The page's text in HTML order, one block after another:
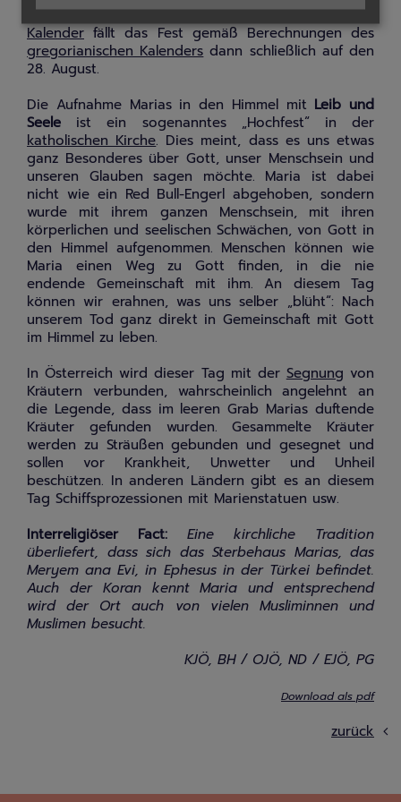
jeweiligen orthodoxen Kirchen mitjulianischem
Kalenderfällt das Fest gemäß Berechnungen des
gregorianischen Kalenders dann schließlich auf den
28. August.
Die Aufnahme Marias in den Himmel mit Leib und
Seele ist ein sogenanntes „Hochfest“ in der
katholischen Kirche. Dies meint, dass es uns etwas
ganz Besonderes über Gott, unser Menschsein und
unseren Glauben sagen möchte. Maria ist dabei
nicht wie ein Red Bull-Engerl abgehoben, sondern
wurde mit ihrem ganzen Menschsein, mit ihren
körperlichen und seelischen Schwächen, von Gott in
den Himmel aufgenommen. Menschen können wie
Maria einen Weg zu Gott finden, in die nie
endende Gemeinschaft mit ihm. An diesem Tag
können wir erahnen, was uns selber „blüht“: Nach
unserem Tod ganz direkt in Gemeinschaft mit Gott
im Himmel zu leben.
In Österreich wird dieser Tag mit der Segnung von
Kräutern verbunden, wahrscheinlich angelehnt an
die Legende, dass im leeren Grab Marias duftende
Kräuter gefunden wurden. Gesammelte Kräuter
werden zu Sträußen gebunden und gesegnet und
sollen vor Krankheit, Unwetter und Unheil
beschützen. In anderen Ländern gibt es an diesem
Tag Schiffsprozessionen mit Marienstatuen usw.
Interreligiöser Fact:
Eine kirchliche Tradition
überliefert, dass sich das Sterbehaus Marias, das
Meryem ana Evi, in Ephesus in der Türkei befindet.
Auch der Koran kennt Maria und entsprechend
wird der Ort auch von vielen Musliminnen und
Muslimen besucht.
KJÖ, BH / OJÖ, ND / EJÖ, PG
Download als pdf
zurück